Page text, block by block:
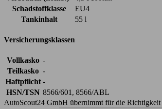
Schadstoffklasse
EU4
Tankinhalt
55 l
Versicherungsklassen
Vollkasko -
Teilkasko -
Haftpflicht -
HSN/TSN 8566/601, 8566/ABL
AutoScout24 GmbH übernimmt für die